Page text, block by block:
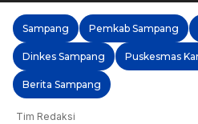
Sampang Pemkab Sampang
Dinkes Sampang
Berita Sampang
Tim Redaksi